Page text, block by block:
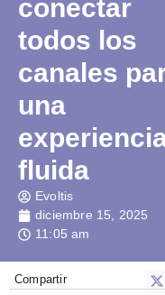
conectar
todos los
canales
una
fluida
Evoltis
diciembre 15, 2025
11:05 am
Compartir